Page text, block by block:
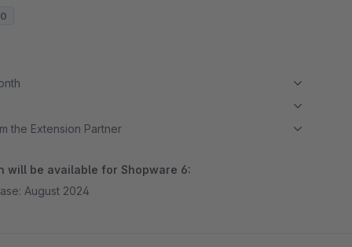
the Extension Partner
will be available for Shopware 6:
August 2024